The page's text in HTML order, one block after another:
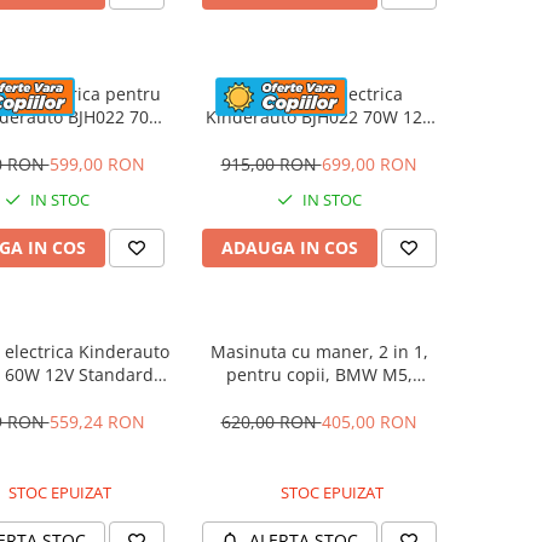
electrica pentru
BJH022 70W
RON599,00 RON
IN STOC
IN COS
Motocicleta electrica
Kinderauto BJH022 70W 12V
culoare Rosie
915,00 RON699,00 RON
IN STOC
ADAUGA IN COS
Kinderauto
60W 12V Standard,
RON559,24 RON
STOC EPUIZAT
Masinuta cu maner, 2 in 1,
pentru copii, BMW M5,
620,00 RON405,00 RON
STOC EPUIZAT